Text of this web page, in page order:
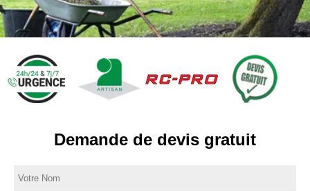
Demande de devis gratuit